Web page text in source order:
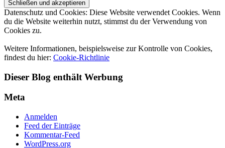
Datenschutz und Cookies: Diese Website verwendet Cookies. Wenn
du die Website weiterhin nutzt, stimmst du der Verwendung von
Cookies zu.
Weitere Informationen, beispielsweise zur Kontrolle von Cookies,
findest du hier: Cookie-Richtlinie
Dieser Blog enthält Werbung
Meta
Anmelden
Feed der Einträge
Kommentar-Feed
WordPress.org